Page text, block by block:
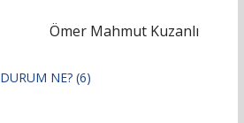
Ömer Mahmut Kuzanlı
DURUM NE? (6)